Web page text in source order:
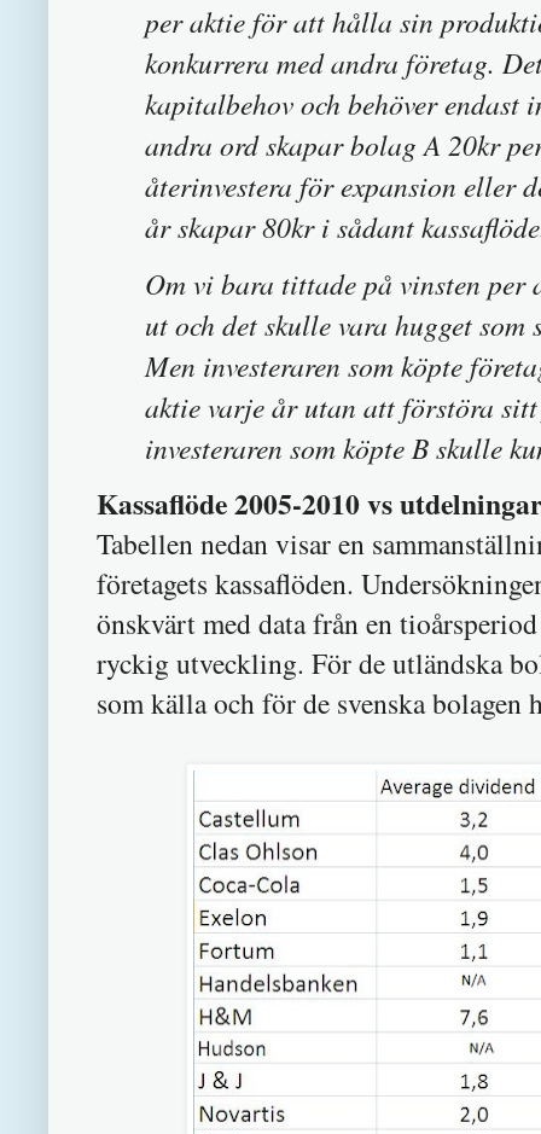
per aktie för att hålla sin
konkurrera med andra företag.
kapitalbehov och behöver endast
andra ord skapar bolag A 20kr
återinvestera för expansion eller
år skapar 80kr i sådant
Om vi bara tittade på vinsten per
ut och det skulle vara hugget
Men investeraren som köpte
aktie varje år utan att förstöra
investeraren som köpte B skulle
Kassaflöde 2005-2010 vs utdelningar
Tabellen nedan visar en
företagets kassaflöden.
önskvärt med data från en
ryckig utveckling. För de utländska
som källa och för de svenska bolagen